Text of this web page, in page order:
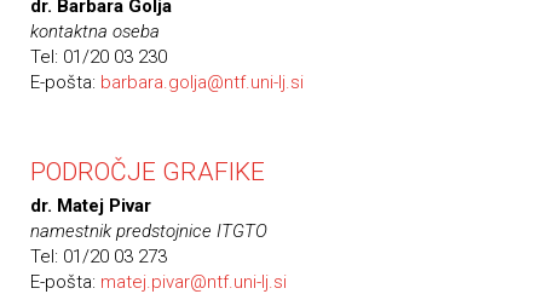
dr. Barbara Golja
kontaktna oseba
Tel: 01/20 03 230
E-pošta: barbara.golja@ntf.uni-lj.si
PODROČJE GRAFIKE
dr. Matej Pivar
namestnik predstojnice ITGTO
Tel: 01/20 03 273
E-pošta: matej.pivar@ntf.uni-lj.si